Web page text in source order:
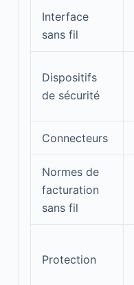
Interface
sans fil
Dispositifs
de sécurité
Connecteurs
Normes de
facturation
sans fil
Protection